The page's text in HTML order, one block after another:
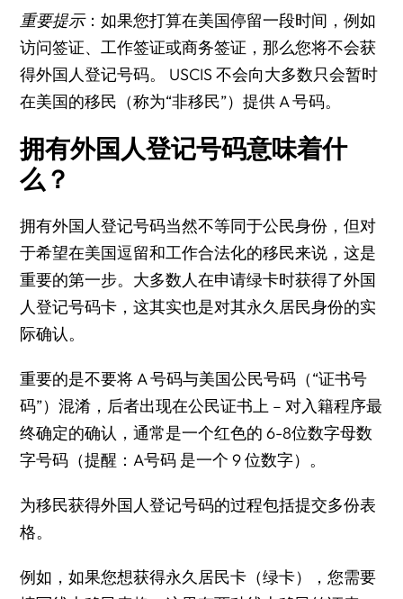
重要提示：如果您打算在美国停留一段时间，例如
访问签证、工作签证或商务签证，那么您将不会获
得外国人登记号码。 USCIS 不会向大多数只会暂时
在美国的移民（称为“非移民”）提供 A 号码。
拥有外国人登记号码意味着什
么？
拥有外国人登记号码当然不等同于公民身份，但对
于希望在美国逗留和工作合法化的移民来说，这是
重要的第一步。大多数人在申请绿卡时获得了外国
人登记号码卡，这其实也是对其永久居民身份的实
际确认。
重要的是不要将 A 号码与美国公民号码（“证书号
码”）混淆，后者出现在公民证书上 – 对入籍程序最
终确定的确认，通常是一个红色的 6-8位数字母数
字号码（提醒：A号码 是一个 9 位数字）。
为移民获得外国人登记号码的过程包括提交多份表
格。
例如，如果您想获得永久居民卡（绿卡），您需要